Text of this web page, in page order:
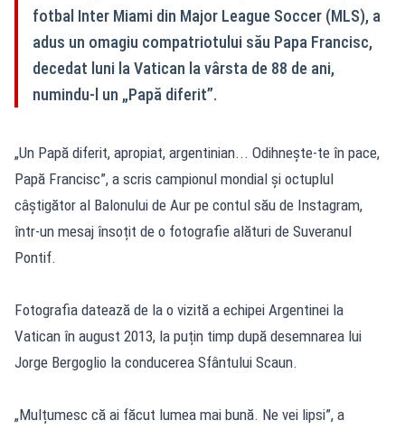
fotbal Inter Miami din Major League Soccer (MLS), a
adus un omagiu compatriotului său Papa Francisc,
decedat luni la Vatican la vârsta de 88 de ani,
numindu-l un „Papă diferit”.
„Un Papă diferit, apropiat, argentinian... Odihnește-te în pace,
Papă Francisc”, a scris campionul mondial și octuplul
câștigător al Balonului de Aur pe contul său de Instagram,
într-un mesaj însoțit de o fotografie alături de Suveranul
Pontif.
Fotografia datează de la o vizită a echipei Argentinei la
Vatican în august 2013, la puțin timp după desemnarea lui
Jorge Bergoglio la conducerea Sfântului Scaun.
„Mulțumesc că ai făcut lumea mai bună. Ne vei lipsi”, a